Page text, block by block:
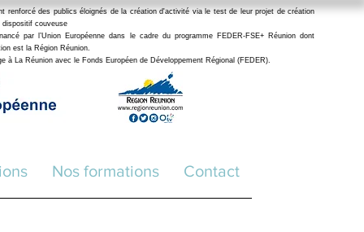
Nos formations Contact
renforcé des publics éloignés de la création d'activité via le test de leur projet de création
dispositif couveuse
par l’Union Européenne dans le cadre du programme FEDER-FSE+ Réunion dont
est la Région Réunion.
à La Réunion avec le Fonds Européen de Développement Régional (FEDER).